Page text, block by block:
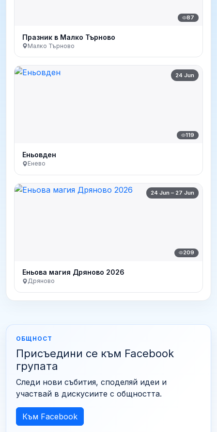
87
Празник в Малко Търново
Малко Търново
24 Jun
119
Еньовден
Енево
24 Jun – 27 Jun
209
Еньова магия Дряново 2026
Дряново
ОБЩНОСТ
Присъедини се към Facebook
групата
Следи нови събития, споделяй идеи и
участвай в дискусиите с общността.
Към Facebook